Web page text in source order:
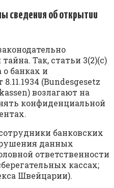
сведения об открытии
Так, статьи 3(2)(с)
о банках и
(Bundesgesetz
возлагают на
конфиденциальной
банковских
данных
ответственности
кассах;
Швейцарии).